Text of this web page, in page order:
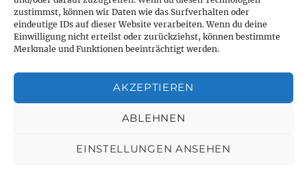
zustimmst, können wir Daten wie das Surfverhalten oder
eindeutige IDs auf dieser Website verarbeiten. Wenn du deine
Einwilligung nicht erteilst oder zurückziehst, können bestimmte
Merkmale und Funktionen beeinträchtigt werden.
AKZEPTIEREN
ABLEHNEN
EINSTELLUNGEN ANSEHEN
Wir wünschen Ihnen ein angenehmes
Fussballspiel in Langenbrettach.